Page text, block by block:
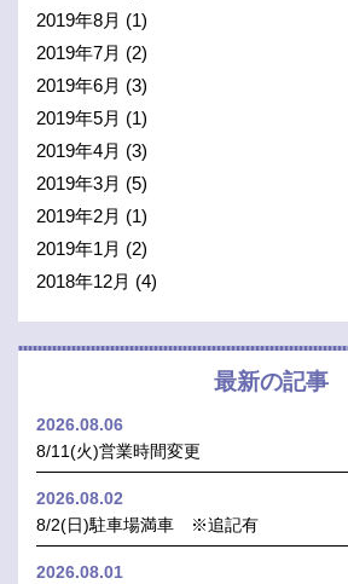
2019年8月 (1)
2019年7月 (2)
2019年6月 (3)
2019年5月 (1)
2019年4月 (3)
2019年3月 (5)
2019年2月 (1)
2019年1月 (2)
2018年12月 (4)
最新の記事
2026.08.06
8/11(火)営業時間変更
2026.08.02
8/2(日)駐車場満車 ※追記有
2026.08.01